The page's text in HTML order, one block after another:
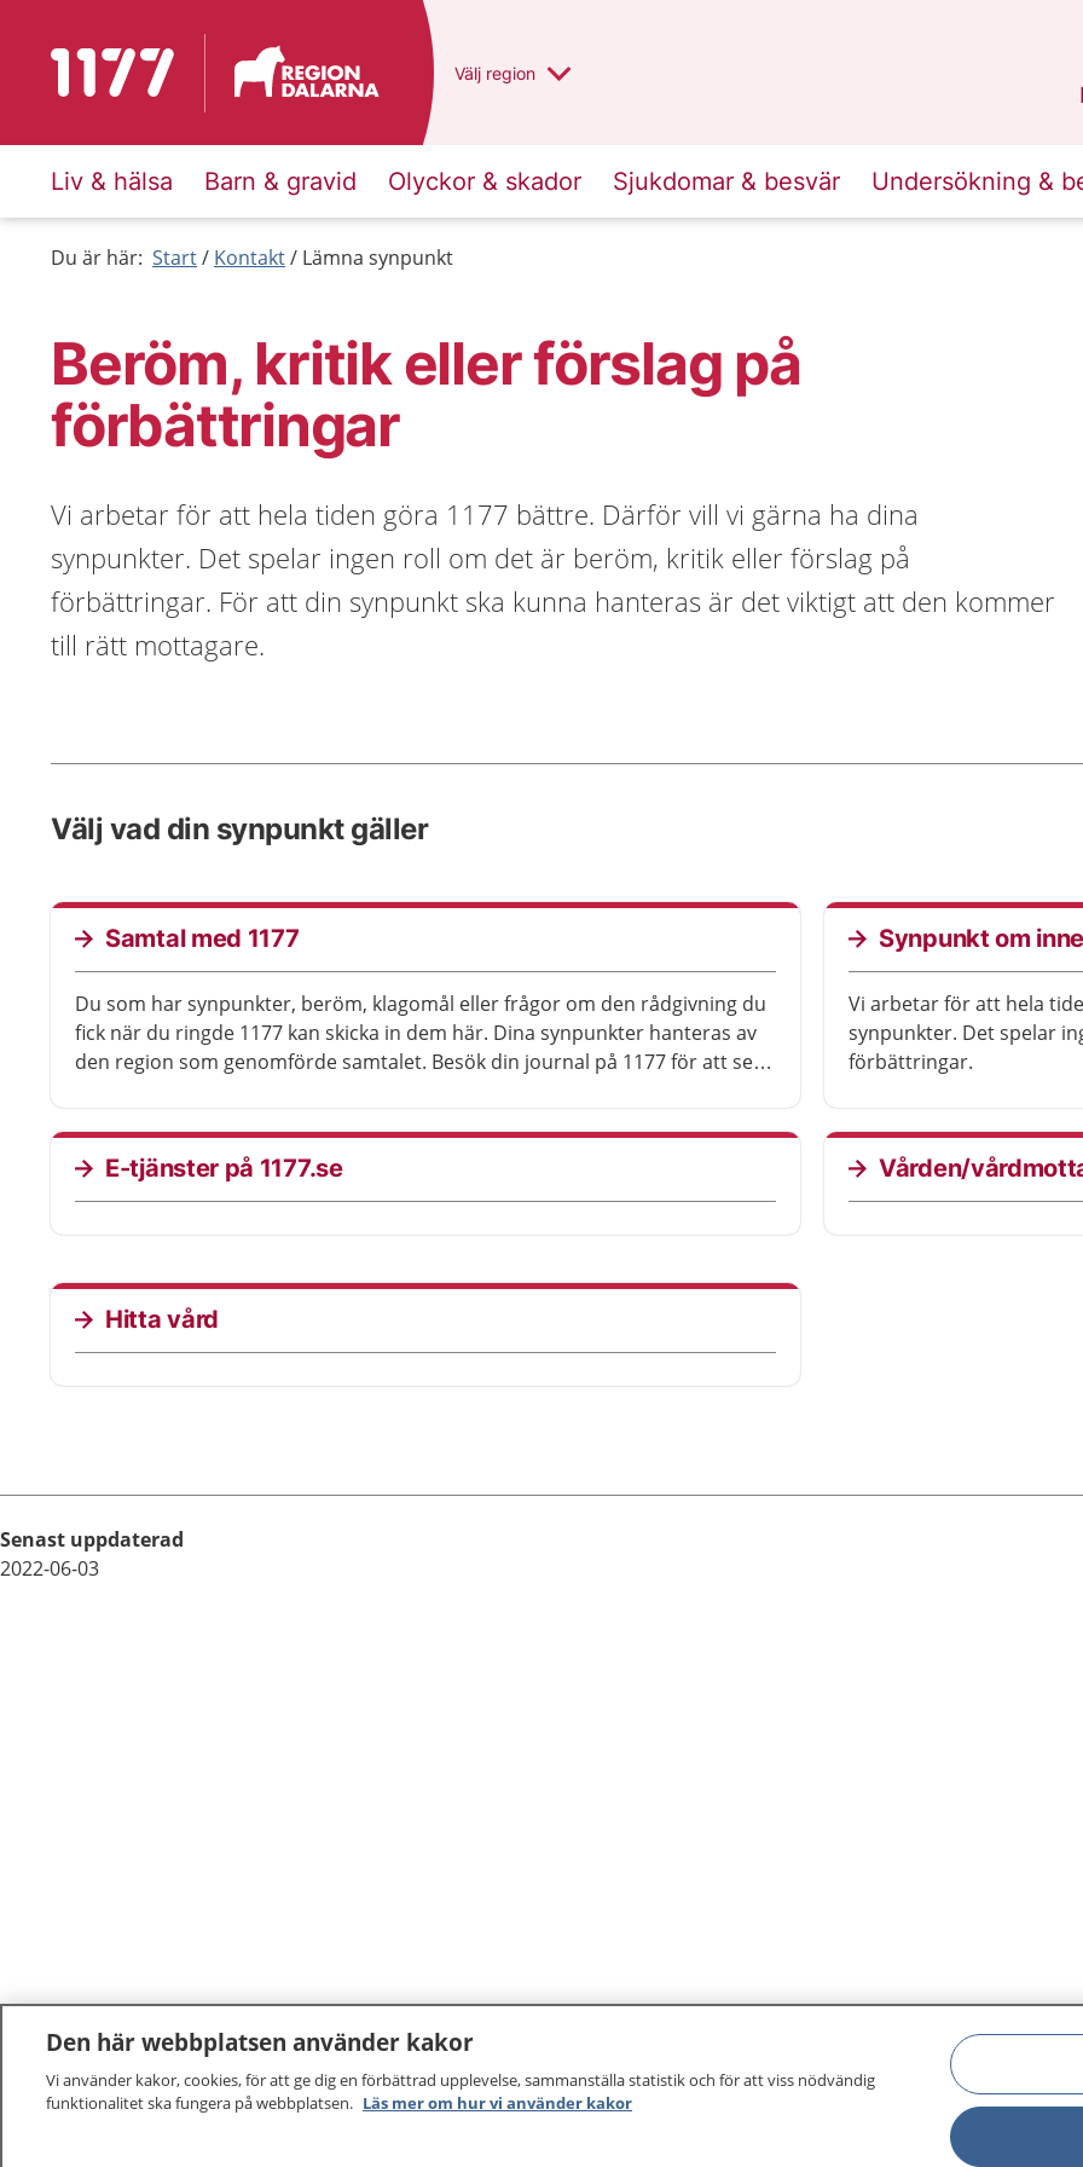
Till startsidan för 1177 Du har valt region
Välj en annan
region
Liv & hälsa Barn & gravid Olyckor & skador Sjukdomar & besvär Undersökning &
Du är här: Start Kontakt Lämna synpunkt
Beröm, kritik eller förslag på
förbättringar
Vi arbetar för att hela tiden göra 1177 bättre. Därför vill vi gärna ha dina
synpunkter. Det spelar ingen roll om det är beröm, kritik eller förslag på
förbättringar. För att din synpunkt ska kunna hanteras är det viktigt att den kommer
till rätt mottagare.
Välj vad din synpunkt gäller
Samtal med 1177
Du som har synpunkter, beröm, klagomål eller frågor om den rådgivning du
fick när du ringde 1177 kan skicka in dem här. Dina synpunkter hanteras av
den region som genomförde samtalet. Besök din journal på 1177 för att se
Synpunkt om
Vi arbetar för att hela
synpunkter. Det spelar
förbättringar.
E-tjänster på 1177.se Vården/
Hitta vård
Senast uppdaterad
2022-06-03
Den här webbplatsen använder kakor
Vi använder kakor, cookies, för att ge dig en förbättrad upplevelse, sammanställa statistik och för att viss nödvändig
funktionalitet ska fungera på webbplatsen. Läs mer om hur vi använder kakor